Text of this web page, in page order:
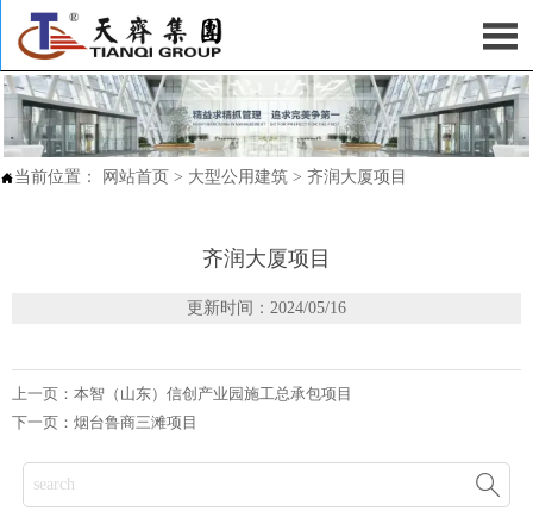

当前位置： 网站首页 > 大型公用建筑 > 齐润大厦项目
齐润大厦项目
更新时间：2024/05/16
上一页： 本智（山东）信创产业园施工总承包项目
下一页： 烟台鲁商三滩项目
